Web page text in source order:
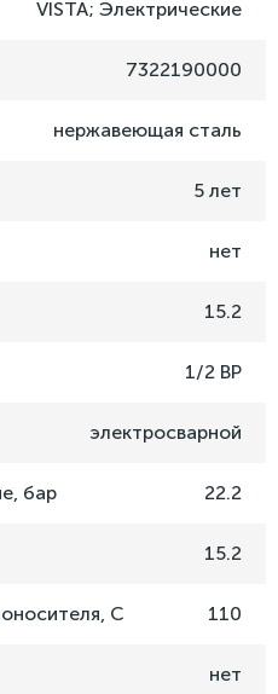
VISTA; Электрические
7322190000
нержавеющая сталь
5 лет
нет
15.2
1/2 ВР
электросварной
бар 22.2
15.2
C 110
нет